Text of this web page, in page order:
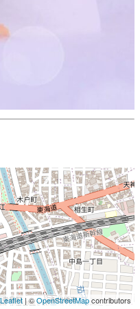
Leaflet | ©OpenStreetMapcontributors